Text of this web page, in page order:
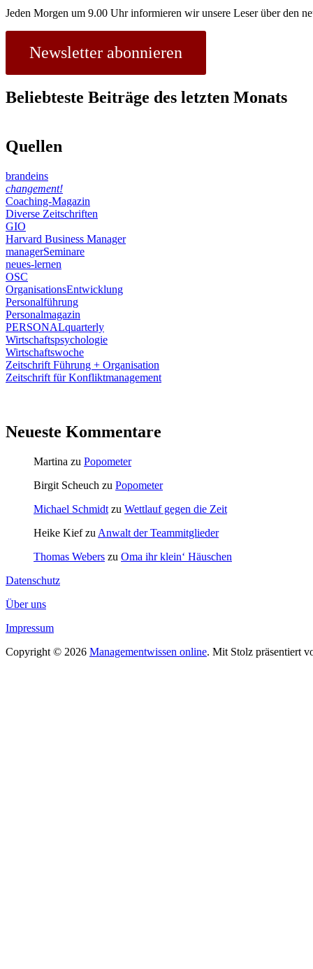
Jeden Morgen um 9.00 Uhr informieren wir unsere Leser über den
Newsletter abonnieren
Beliebteste Beiträge des letzten Monats
Quellen
brandeins
changement!
Coaching-Magazin
Diverse Zeitschriften
GIO
Harvard Business Manager
managerSeminare
neues-lernen
OSC
OrganisationsEntwicklung
Personalführung
Personalmagazin
PERSONALquarterly
Wirtschaftspsychologie
Wirtschaftswoche
Zeitschrift Führung + Organisation
Zeitschrift für Konfliktmanagement
Neueste Kommentare
Martina zu Popometer
Birgit Scheuch zu Popometer
Michael Schmidt zu Wettlauf gegen die Zeit
Heike Kiefzu Anwalt der Teammitglieder
Thomas Webers zu Oma ihr klein‘ Häuschen
Datenschutz
Über uns
Impressum
Copyright © 2026 Managementwissen online. Mit Stolz präsentiert